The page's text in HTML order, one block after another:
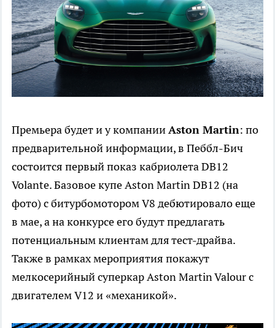
Премьера будет и у компанииAston Martin: по
предварительной информации, в Пеббл-Бич
состоится первый показ кабриолета DB12
Volante. Базовое купе Aston Martin DB12 (на
фото) с битурбомотором V8 дебютировало еще
в мае, а на конкурсе его будут предлагать
потенциальным клиентам для тест-драйва.
Также в рамках мероприятия покажут
мелкосерийный суперкар Aston Martin Valour с
двигателем V12 и «механикой».